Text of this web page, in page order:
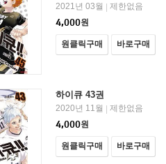
2021년 03월 | 제한없음
4,000원
원클릭구매 바로구매
하이큐 43권
2020년 11월 | 제한없음
4,000원
원클릭구매 바로구매